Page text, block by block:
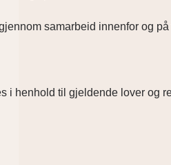
samarbeid innenfor og
i henhold til gjeldende lover og